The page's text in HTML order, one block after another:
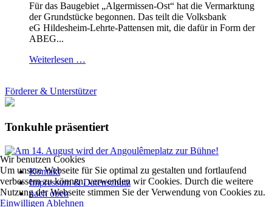
Für das Baugebiet „Algermissen-Ost“ hat die Vermarktung
der Grundstücke begonnen. Das teilt die Volksbank
eG Hildesheim-Lehrte-Pattensen mit, die dafür in Form der
ABEG...
Weiterlesen …
Förderer & Unterstützer
Tonkuhle präsentiert
Kontakt
Impressum & Datenschutz
nach oben
Wir benutzen Cookies
Um unsere Webseite für Sie optimal zu gestalten und fortlaufend
verbessern zu können, verwenden wir Cookies. Durch die weitere
Nutzung der Webseite stimmen Sie der Verwendung von Cookies zu.
Einwilligen Ablehnen